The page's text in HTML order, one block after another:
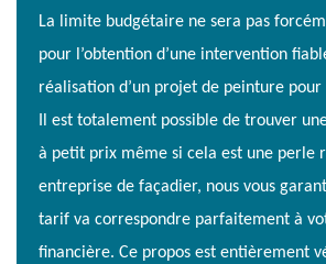
La limite budgétaire ne sera pas
pour l’obtention d’une intervention
réalisation d’un projet de peinture
Il est totalement possible de trouver
à petit prix même si cela est une perle
entreprise de façadier, nous vous
tarif va correspondre parfaitement à
financière. Ce propos est entièrement